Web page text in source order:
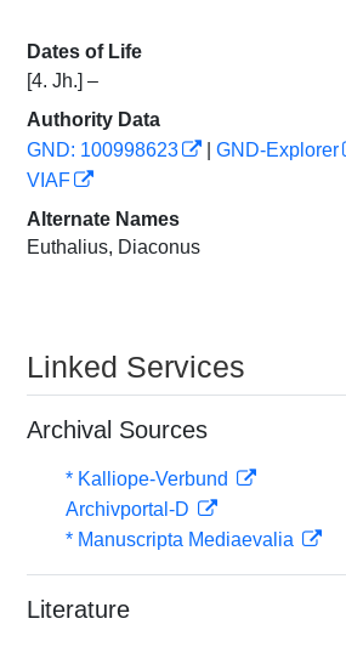
Dates of Life
[4. Jh.] –
Authority Data
GND: 100998623
GND-Explorer
VIAF
Alternate Names
Euthalius, Diaconus
Linked Services
Archival Sources
* Kalliope-Verbund
Archivportal-D
* Manuscripta Mediaevalia
Literature